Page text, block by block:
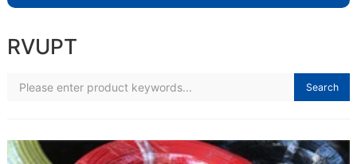
RVUPT
Search